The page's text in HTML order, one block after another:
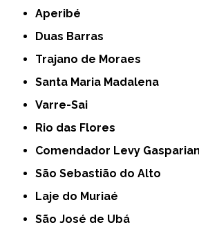
Aperibé
Duas Barras
Trajano de Moraes
Santa Maria Madalena
Varre-Sai
Rio das Flores
Comendador Levy Gasparian
São Sebastião do Alto
Laje do Muriaé
São José de Ubá